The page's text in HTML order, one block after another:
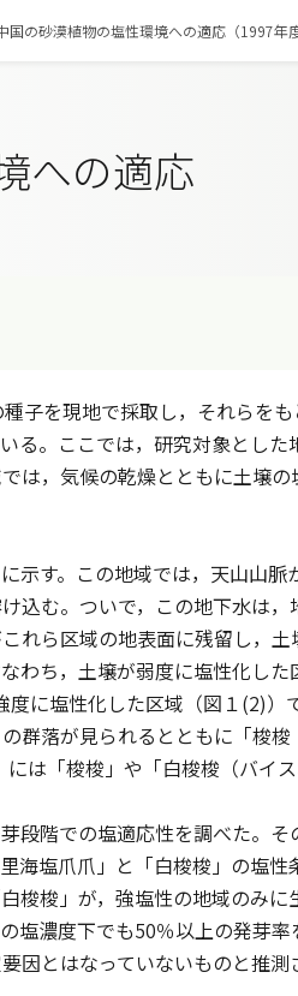
国の砂漠植物の塩性環境への適応（1997年
への適応
子を現地で採取し，それらを
る。ここでは，研究対象とし
は，気候の乾燥とともに土壌
示す。この地域では，天山山
込む。ついで，この地下水は
れら区域の地表面に残留し，
わち，土壌が弱度に塩性化し
に塩性化した区域（図１(2)
群落が見られるとともに「梭
は「梭梭」や「白梭梭（バイ
段階での塩適応性を調べた。
塩爪爪」と「白梭梭」の塩性
梭梭」が，強塩性の地域のみ
塩濃度下でも50％以上の発芽
因とはなっていないものと推測